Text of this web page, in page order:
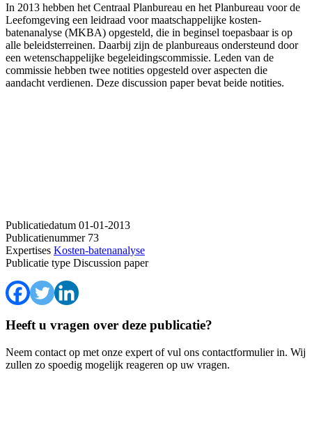
In 2013 hebben het Centraal Planbureau en het Planbureau voor de
Leefomgeving een leidraad voor maatschappelijke kosten-
batenanalyse (MKBA) opgesteld, die in beginsel toepasbaar is op
alle beleidsterreinen. Daarbij zijn de planbureaus ondersteund door
een wetenschappelijke begeleidingscommissie. Leden van de
commissie hebben twee notities opgesteld over aspecten die
aandacht verdienen. Deze discussion paper bevat beide notities.
Publicatiedatum 01-01-2013
Publicatienummer73
Expertises Kosten-batenanalyse
Publicatie type Discussion paper
Heeft u vragen over deze publicatie?
Neem contact op met onze expert of vul ons contactformulier in. Wij
zullen zo spoedig mogelijk reageren op uw vragen.